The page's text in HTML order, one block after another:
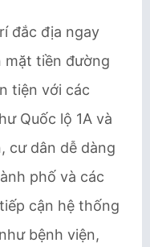
đắc địa ngay
mặt tiền đường
tiện với các
Quốc lộ 1A và
cư dân dễ dàng
phố và các
cận hệ thống
bệnh viện,